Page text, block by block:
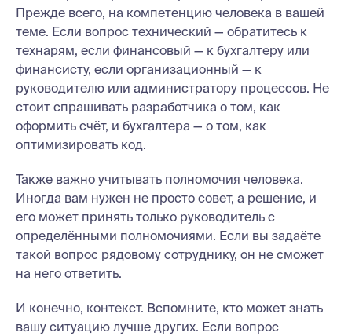
Прежде всего, на компетенцию человека в вашей
теме. Если вопрос технический — обратитесь к
технарям, если финансовый — к бухгалтеру или
финансисту, если организационный — к
руководителю или администратору процессов. Не
стоит спрашивать разработчика о том, как
оформить счёт, и бухгалтера — о том, как
оптимизировать код.
Также важно учитывать полномочия человека.
Иногда вам нужен не просто совет, а решение, и
его может принять только руководитель с
определёнными полномочиями. Если вы задаёте
такой вопрос рядовому сотруднику, он не сможет
на него ответить.
И конечно, контекст. Вспомните, кто может знать
вашу ситуацию лучше других. Если вопрос